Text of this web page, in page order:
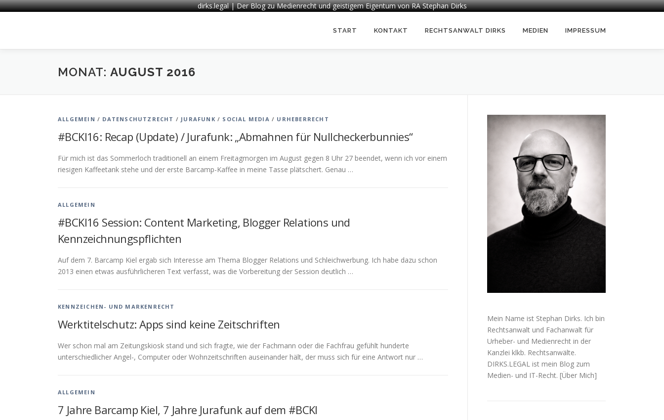
dirks.legal | Der Blog zu Medienrecht und geistigem Eigentum von RA Stephan Dirks
START KONTAKT RECHTSANWALT DIRKS MEDIEN IMPRESSUM
MONAT: AUGUST 2016
ALLGEMEIN / DATENSCHUTZRECHT / JURAFUNK / SOCIAL MEDIA / URHEBERRECHT
#BCKI16: Recap (Update) / Jurafunk: „Abmahnen für Nullcheckerbunnies“
Für mich ist das Sommerloch traditionell an einem Freitagmorgen im August gegen 8 Uhr 27 beendet, wenn ich vor einem
riesigen Kaffeetank stehe und der erste Barcamp-Kaffee in meine Tasse plätschert. Genau …
ALLGEMEIN
#BCKI16 Session: Content Marketing, Blogger Relations und
Kennzeichnungspflichten
Auf dem 7. Barcamp Kiel ergab sich Interesse am Thema Blogger Relations und Schleichwerbung. Ich habe dazu schon
2013 einen etwas ausführlicheren Text verfasst, was die Vorbereitung der Session deutlich …
KENNZEICHEN- UND MARKENRECHT
Werktitelschutz: Apps sind keine Zeitschriften
Wer schon mal am Zeitungskiosk stand und sich fragte, wie der Fachmann oder die Fachfrau gefühlt hunderte
unterschiedlicher Angel-, Computer oder Wohnzeitschriften auseinander hält, der muss sich für eine Antwort nur …
ALLGEMEIN
7 Jahre Barcamp Kiel, 7 Jahre Jurafunk auf dem #BCKI
Mein Name ist Stephan Dirks. Ich bin
Rechtsanwalt und Fachanwalt für
Urheber- und Medienrecht in der
Kanzlei klkb. Rechtsanwälte.
DIRKS.LEGAL ist mein Blog zum
Medien- und IT-Recht. [Über Mich]